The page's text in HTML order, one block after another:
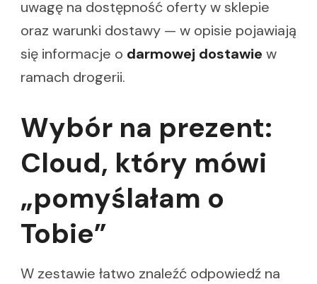
uwagę na dostępność oferty w sklepie
oraz warunki dostawy — w opisie pojawiają
się informacje o darmowej dostawie w
ramach drogerii.
Wybór na prezent:
Cloud, który mówi
„pomyślałam o
Tobie”
W zestawie łatwo znaleźć odpowiedź na